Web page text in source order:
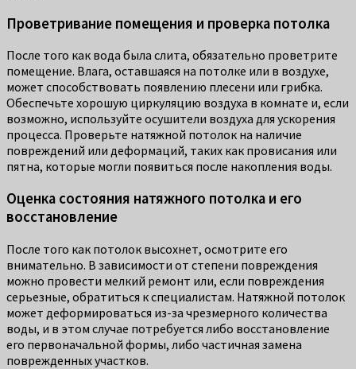
Проветривание помещения и проверка потолка
После того как вода была слита, обязательно проветрите
помещение. Влага, оставшаяся на потолке или в воздухе,
может способствовать появлению плесени или грибка.
Обеспечьте хорошую циркуляцию воздуха в комнате и, если
возможно, используйте осушители воздуха для ускорения
процесса. Проверьте натяжной потолок на наличие
повреждений или деформаций, таких как провисания или
пятна, которые могли появиться после накопления воды.
Оценка состояния натяжного потолка и его
восстановление
После того как потолок высохнет, осмотрите его
внимательно. В зависимости от степени повреждения
можно провести мелкий ремонт или, если повреждения
серьезные, обратиться к специалистам. Натяжной потолок
может деформироваться из-за чрезмерного количества
воды, и в этом случае потребуется либо восстановление
его первоначальной формы, либо частичная замена
поврежденных участков.